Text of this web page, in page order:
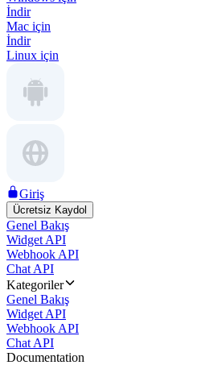
İndir
Mac için
İndir
Linux için
Giriş
Ücretsiz Kaydol
Genel Bakış
Widget API
Webhook API
Chat API
Kategoriler
Genel Bakış
Widget API
Webhook API
Chat API
Documentation